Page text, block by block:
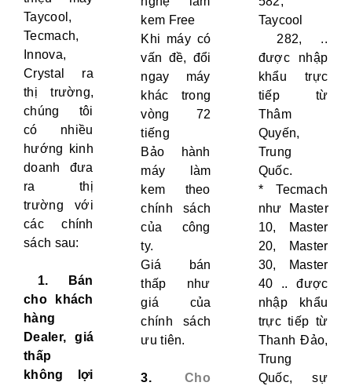
Taycool,
Tecmach,
Innova,
Crystal ra
thị trường,
chúng tôi
có nhiều
hướng kinh
doanh đưa
ra thị
trường với
các chính
sách sau:
1. Bán
cho khách
hàng
Dealer, giá
thấp
không lợi
kem Free
Khi máy có
vấn đề, đổi
ngay máy
khác trong
vòng 72
tiếng
Bảo hành
máy làm
kem theo
chính sách
của công
ty.
Giá bán
thấp như
giá của
chính sách
ưu tiên.
3.Cho
Taycool
282, ..
được nhập
khẩu trực
tiếp từ
Thâm
Quyến,
Trung
Quốc.
* Tecmach
như Master
10, Master
20, Master
30, Master
40 .. được
nhập khẩu
trực tiếp từ
Thanh Đảo,
Trung
Quốc, sự